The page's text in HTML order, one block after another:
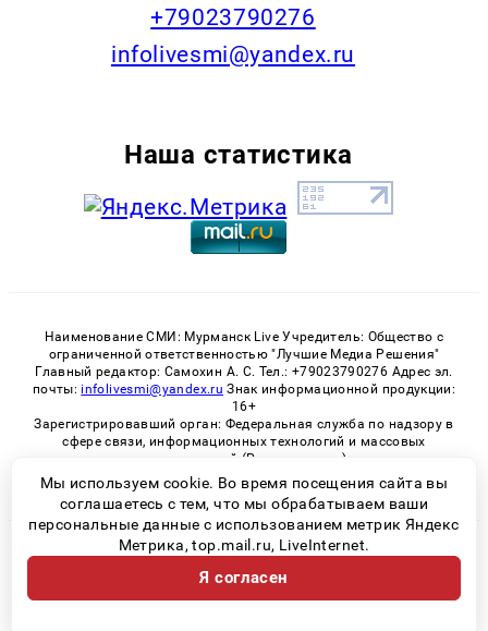
+79023790276
infolivesmi@yandex.ru
Наша статистика
Наименование СМИ: Мурманск Live Учредитель: Общество с
ограниченной ответственностью "Лучшие Медиа Решения"
Главный редактор: Самохин А. С. Тел.: +79023790276 Адрес эл.
почты: infolivesmi@yandex.ru Знак информационной продукции:
16+
Зарегистрировавший орган: Федеральная служба по надзору в
сфере связи, информационных технологий и массовых
коммуникаций (Роскомнадзор)
Регистрационный номер СМИ ЭЛ № ФС 77 - 82534 от 21.01.2022
© 2026 «Murmansk-live» | Все права защищены
Возрастная категория сайта 16+
Политика конфиденциальности
Мы используем cookie. Во время посещения сайта вы
соглашаетесь с тем, что мы обрабатываем ваши
персональные данные с использованием метрик Яндекс
Метрика, top.mail.ru, LiveInternet.
Я согласен